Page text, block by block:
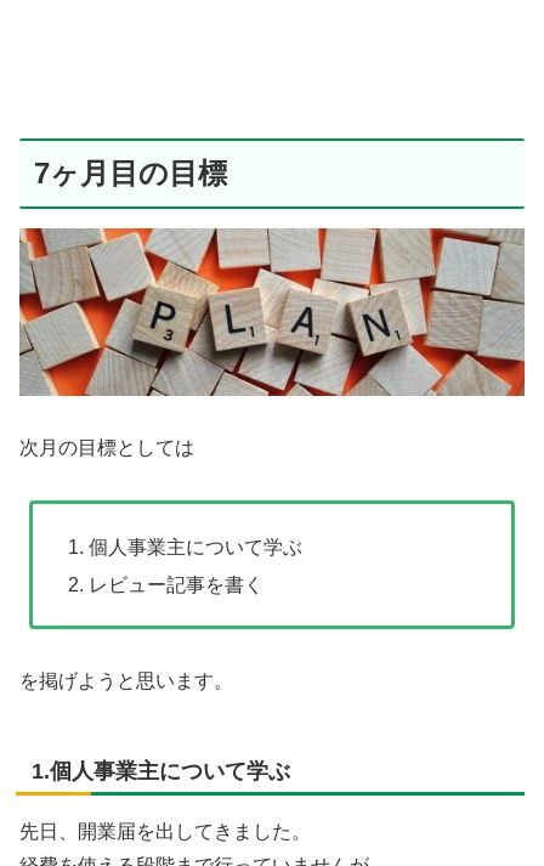
7ヶ月目の目標
次月の目標としては
個人事業主について学ぶ
レビュー記事を書く
を掲げようと思います。
1.個人事業主について学ぶ
先日、開業届を出してきました。